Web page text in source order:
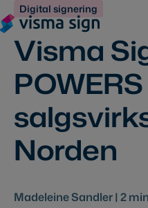
Digital signering
Visma
POWERS
Norden
Madeleine Sandler | 2